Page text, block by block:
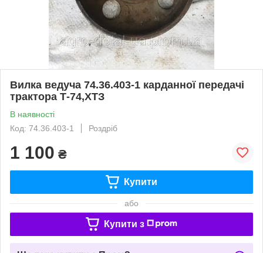
Вилка ведуча 74.36.403-1 карданної передачі
трактора Т-74,ХТЗ
В наявності
Код: 74.36.403-1
Роздріб
1 100 ₴
Купити
або
Купити з